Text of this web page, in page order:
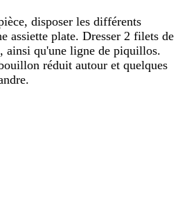
disposer les différents
assiette plate. Dresser 2 filets de
ainsi qu'une ligne de piquillos.
réduit autour et quelques